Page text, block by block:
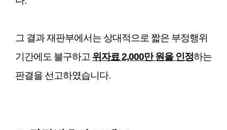
그 결과 재판부에서는 상대적으로 짧은 부정행위
기간에도 불구하고 위자료 2,000만 원을 인정하는
판결을 선고하였습니다.